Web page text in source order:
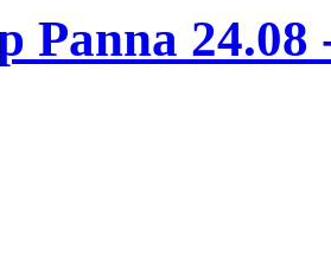
Panna 24.08